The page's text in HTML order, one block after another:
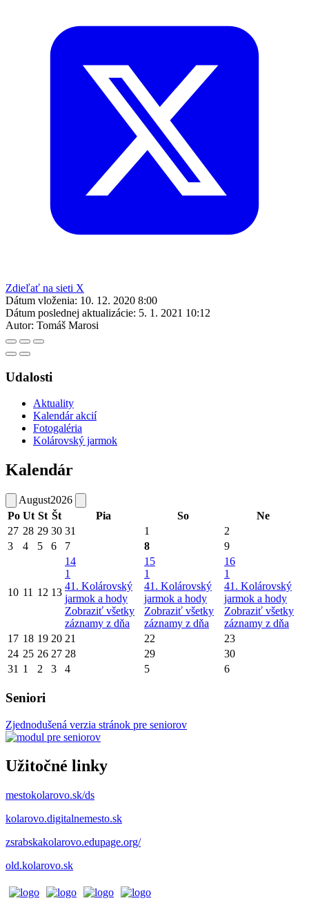
Zdieľať na sieti X
Dátum vloženia: 10. 12. 2020 8:00
Dátum poslednej aktualizácie: 5. 1. 2021 10:12
Autor: Tomáš Marosi
Udalosti
Aktuality
Kalendár akcií
Fotogaléria
Kolárovský jarmok
Kalendár
August2026
Po Ut St Št Pia So
Ne
27 28 29 30 31 1
2
3
4 5 6 7 8 9
10 11 12 13
14
1
41. Kolárovský
jarmok a hody
Zobraziť všetky
záznamy z dňa
15
1
41. Kolárovský
jarmok a hody
Zobraziť všetky
záznamy z dňa
16
1
41. Kolárovský
jarmok a hody
Zobraziť všetky
záznamy z dňa
17 18 19 20 21 22
23
24 25 26 27 28 29
30
31 1 2 3 4 5 6
Seniori
Zjednodušená verzia stránok pre seniorov
Užitočné linky
mestokolarovo.sk/ds
kolarovo.digitalnemesto.sk
zsrabskakolarovo.edupage.org/
old.kolarovo.sk